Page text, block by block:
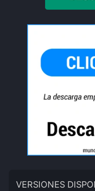
VERSIONES